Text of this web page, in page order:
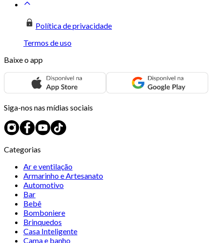
Política de privacidade
Termos de uso
Baixe o app
Siga-nos nas mídias sociais
Categorias
Ar e ventilação
Armarinho e Artesanato
Automotivo
Bar
Bebê
Bomboniere
Brinquedos
Casa Inteligente
Cama e banho